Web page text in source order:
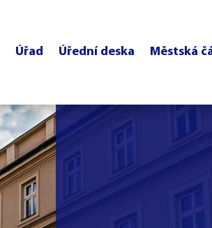
Úřad Úřední deska Městská